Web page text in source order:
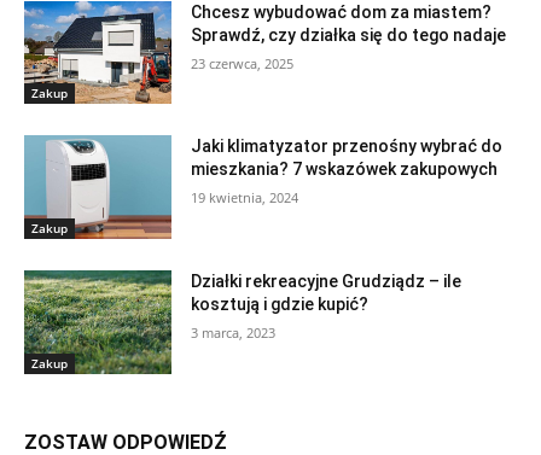
Zakup
Chcesz wybudować dom za miastem?
Sprawdź, czy działka się do tego nadaje
23 czerwca, 2025
Zakup
Jaki klimatyzator przenośny wybrać do
mieszkania? 7 wskazówek zakupowych
19 kwietnia, 2024
Zakup
Działki rekreacyjne Grudziądz – ile
kosztują i gdzie kupić?
3 marca, 2023
ZOSTAW ODPOWIEDŹ